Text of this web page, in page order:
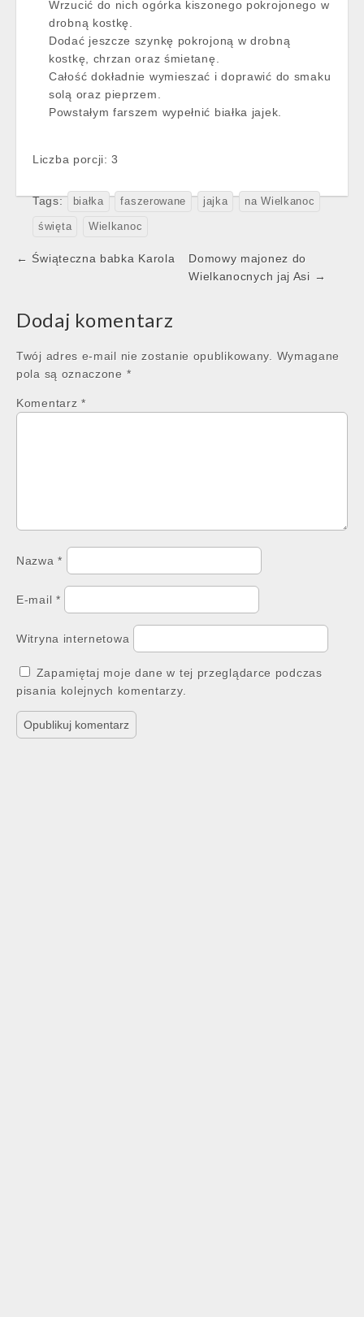
Wrzucić do nich ogórka kiszonego pokrojonego w
drobną kostkę.
Dodać jeszcze szynkę pokrojoną w drobną
kostkę, chrzan oraz śmietanę.
Całość dokładnie wymieszać i doprawić do smaku
solą oraz pieprzem.
Powstałym farszem wypełnić białka jajek.
Liczba porcji: 3
Tags: białka faszerowane jajka na Wielkanoc
święta Wielkanoc
Post
← Świąteczna babka Karola
Domowy majonez do
Wielkanocnych jaj Asi →
Dodaj komentarz
Twój adres e-mail nie zostanie opublikowany. Wymagane
pola są oznaczone *
Komentarz *
Nazwa*
E-mail *
Witryna internetowa
Zapamiętaj moje dane w tej przeglądarce podczas
pisania kolejnych komentarzy.